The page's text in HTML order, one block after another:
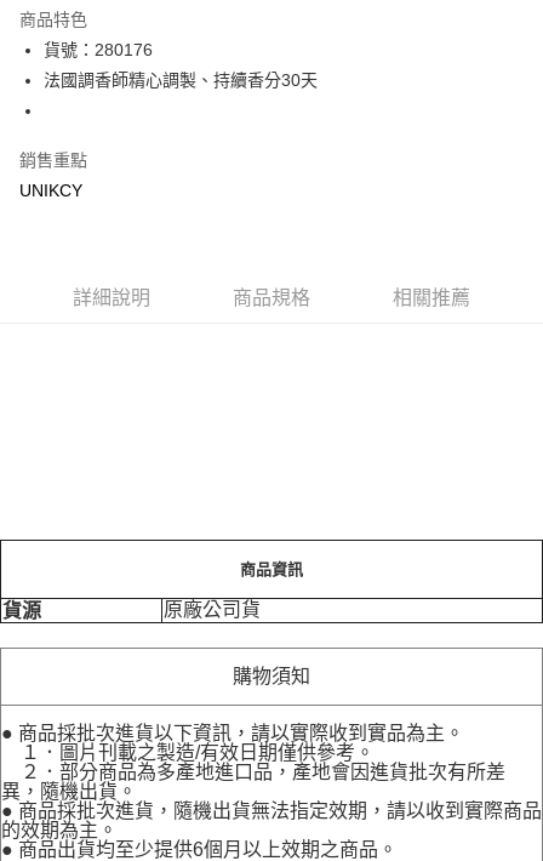
LINE Pay
Apple Pay
商品特色
貨號：280176
法國調香師精心調製、持續香分30天
銷售重點
UNIKCY
詳細說明 商品規格 相關推薦
商品資訊
貨源 原廠公司貨
購物須知
● 商品採批次進貨以下資訊，請以實際收到實品為主。
１．圖片刊載之製造/有效日期僅供參考。
２．部分商品為多產地進口品，產地會因進貨批次有所差
異，隨機出貨。
● 商品採批次進貨，隨機出貨無法指定效期，請以收到實際商品
的效期為主。
● 商品出貨均至少提供6個月以上效期之商品。